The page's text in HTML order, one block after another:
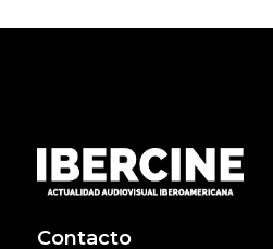
Contacto